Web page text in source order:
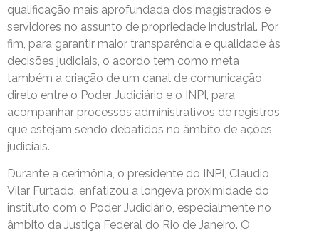
qualificação mais aprofundada dos magistrados e
servidores no assunto de propriedade industrial. Por
fim, para garantir maior transparência e qualidade às
decisões judiciais, o acordo tem como meta
também a criação de um canal de comunicação
direto entre o Poder Judiciário e o INPI, para
acompanhar processos administrativos de registros
que estejam sendo debatidos no âmbito de ações
judiciais.
Durante a cerimônia, o presidente do INPI, Cláudio
Vilar Furtado, enfatizou a longeva proximidade do
instituto com o Poder Judiciário, especialmente no
âmbito da Justiça Federal do Rio de Janeiro. O